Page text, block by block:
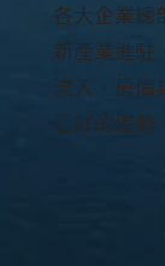
各大企業總
新產業進駐
流入，房價
看好的優勢